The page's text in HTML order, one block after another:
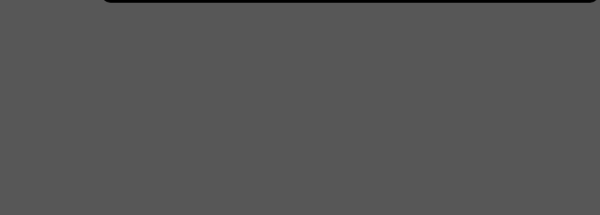
Gladius Wheel 140 liter